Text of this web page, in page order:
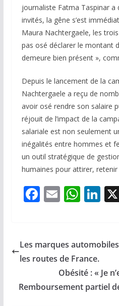
journaliste Fatma Taspinar a
invités, la gêne s’est
Maura Nachtergaele, les
pas osé déclarer le montant
demeure bien présent »,
Depuis le lancement de la
Nachtergaele a reçu de
avoir osé rendre son salaire
réjouit de l’impact de la
salariale est non seulement
inégalités entre hommes et
un outil stratégique de
humaines pour attirer,
F
b
o
k
E
l
W
s
A
p
p
Li
e
n
Les marques
les routes de France.
Obésité : « Je
Remboursement partiel